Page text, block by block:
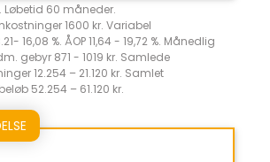
Løbetid 60 måneder.
1600 kr. Variabel
16,08 %. ÅOP 11,64 - 19,72 %. Månedlig
gebyr 871 - 1019 kr. Samlede
12.254 – 21.120 kr. Samlet
52.254 – 61.120 kr.